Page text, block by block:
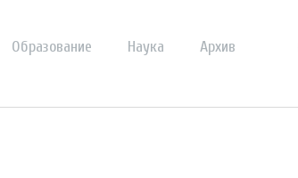
Образование Наука Архив